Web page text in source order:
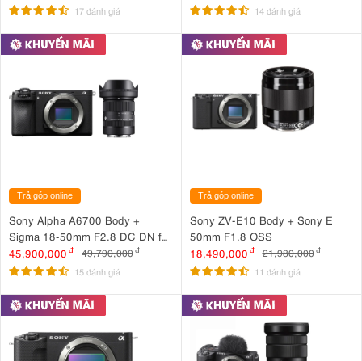
17 đánh giá 14 đánh giá
Trả góp online
Sony Alpha A6700 Body +
Sigma 18-50mm F2.8 DC DN for
Sony
45,900,000 đ 49,790,000đ
15 đánh giá
Trả góp online
Sony ZV-E10 Body + Sony E
50mm F1.8 OSS
18,490,000 đ 21,980,000 đ
11 đánh giá